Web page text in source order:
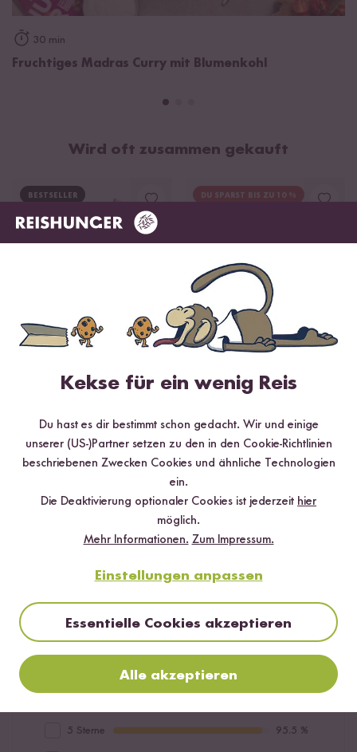
30 min
Fruchtiges Madras Curry mit Blumenkohl
Wird oft zusammen gekauft
BESTSELLER
Loading...
Butter Chicken
ab CHF 20.50
DU SPARST BIS ZU 10 %
Indian Curry Pasten
ab CHF 7.10 CHF 28.40 / kg
Das sagen unsere Kund:innen
22 Bewertungen5 Fragen
Infos zur Echtheit der Bewertungen
5 Sterne 95.5 %
Kekse für ein wenig Reis
Du hast es dir bestimmt schon gedacht. Wir und einige
unserer (US-)Partner setzen zu den in den Cookie-Richtlinien
beschriebenen Zwecken Cookies und ähnliche Technologien
ein.
Die Deaktivierung optionaler Cookies ist jederzeit hier
möglich.
Mehr Informationen. Zum Impressum.
Einstellungen anpassen
Essentielle Cookies akzeptieren
Alle akzeptieren